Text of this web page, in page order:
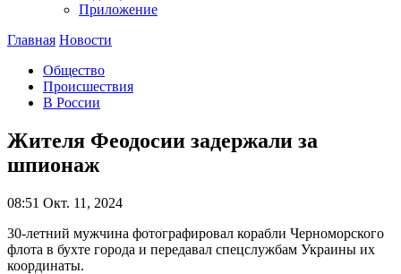
Приложение
Главная Новости
Общество
Происшествия
В России
Жителя Феодосии задержали за
шпионаж
08:51 Окт. 11, 2024
30-летний мужчина фотографировал корабли Черноморского
флота в бухте города и передавал спецслужбам Украины их
координаты.